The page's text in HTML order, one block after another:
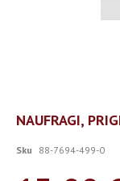
Vai
all'inizio
galleria
NAUFRAGI,
Sku 88-7694-499-0